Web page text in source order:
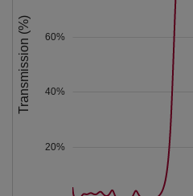
20%
40%
60%
Transmission (%)